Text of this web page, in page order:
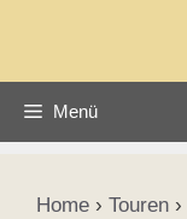
Menü
Home › Touren ›